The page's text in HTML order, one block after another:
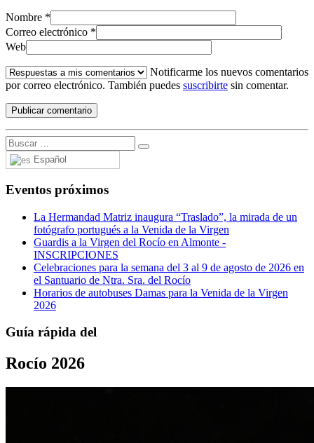
Nombre *
Correo electrónico *
Web
Notificarme los nuevos comentarios
por correo electrónico. También puedes suscribirte sin comentar.
Español
Eventos próximos
La Hermandad Matriz inaugura “Traslado”, la mirada de un
fotógrafo portugués a la Venida de la Virgen
Guardis a la Virgen del Rocío en Almonte -
INSCRIPCIONES
Celebraciones para la semana del 3 al 9 de agosto de 2026 en
el Santuario de Ntra. Sra. del Rocío
Horarios de autobuses Damas para la Venida de la Virgen
2026
Guía rápida del
Rocío 2026